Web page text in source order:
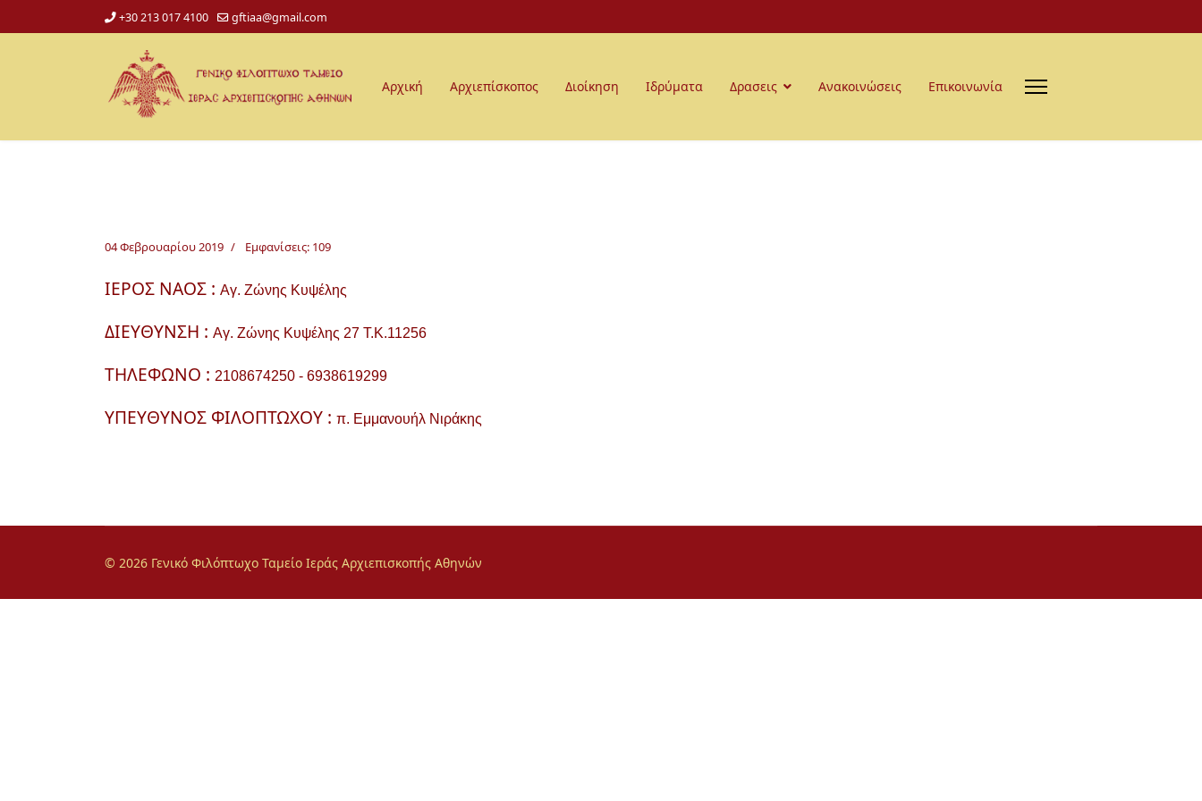
+30 213 017 4100 gftiaa@gmail.com
Αρχική Αρχιεπίσκοπος Διοίκηση Ιδρύματα Δρασεις Ανακοινώσεις Επικοινωνία
04 Φεβρουαρίου 2019 Εμφανίσεις: 109
ΙΕΡΟΣ ΝΑΟΣ : Αγ. Ζώνης Κυψέλης
ΔΙΕΥΘΥΝΣΗ : Αγ. Ζώνης Κυψέλης 27 Τ.Κ.11256
ΤΗΛΕΦΩΝΟ : 2108674250 - 6938619299
ΥΠΕΥΘΥΝΟΣ ΦΙΛΟΠΤΩΧΟΥ : π. Εμμανουήλ Νιράκης
© 2026 Γενικό Φιλόπτωχο Ταμείο Ιεράς Αρχιεπισκοπής Αθηνών